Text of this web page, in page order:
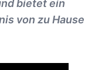
bietet ein
von zu Hause